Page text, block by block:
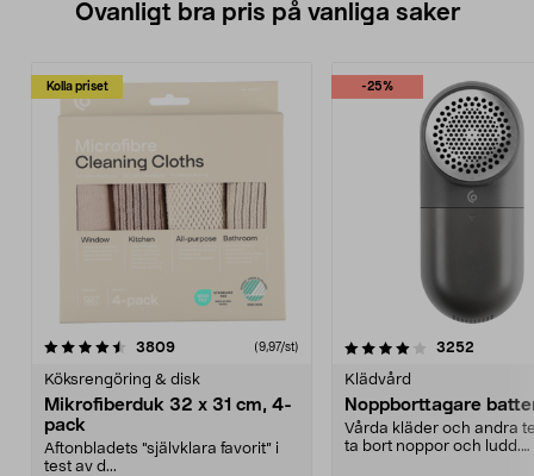
Ovanligt bra pris på vanliga saker
Kolla priset
3809recensioner (9,97/st)
Köksrengöring & disk
Mikrofiberduk 32 x 31 cm, 4-
pack
Aftonbladets "självklara favorit” i
test av d...
-25%
4.0av 5 stjärnor 3252
Klädvård
Noppborttagare
Vårda kläder och andra
ta bort noppor och ludd.
4.5av 5 stjärnor